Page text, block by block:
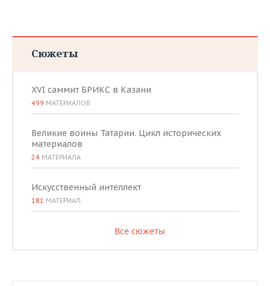
Сюжеты
XVI саммит БРИКС в Казани
499 МАТЕРИАЛОВ
Великие воины Татарии. Цикл исторических
материалов
24 МАТЕРИАЛА
Искусственный интеллект
181 МАТЕРИАЛ
Все сюжеты